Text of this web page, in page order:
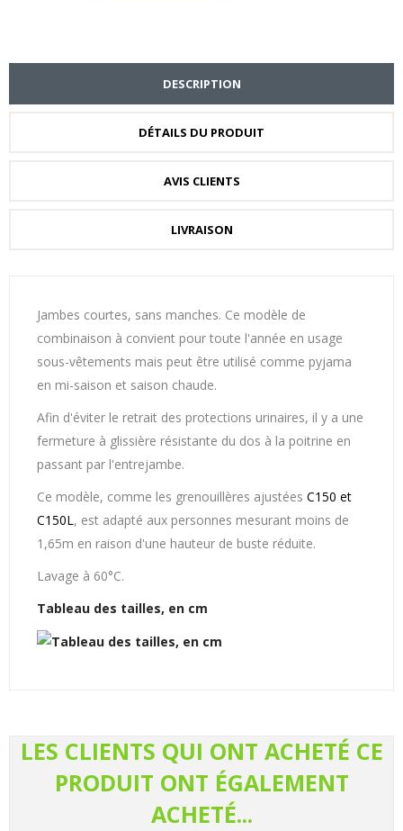
DESCRIPTION
DÉTAILS DU PRODUIT
AVIS CLIENTS
LIVRAISON
Jambes courtes, sans manches. Ce modèle de
combinaison à convient pour toute l'année en usage
sous-vêtements mais peut être utilisé comme pyjama
en mi-saison et saison chaude.
Afin d'éviter le retrait des protections urinaires, il y a une
fermeture à glissière résistante du dos à la poitrine en
passant par l'entrejambe.
Ce modèle, comme les grenouillères ajustées C150 et
C150L, est adapté aux personnes mesurant moins de
1,65m en raison d'une hauteur de buste réduite.
Lavage à 60°C.
Tableau des tailles, en cm
LES CLIENTS QUI ONT ACHETÉ CE
PRODUIT ONT ÉGALEMENT
ACHETÉ...